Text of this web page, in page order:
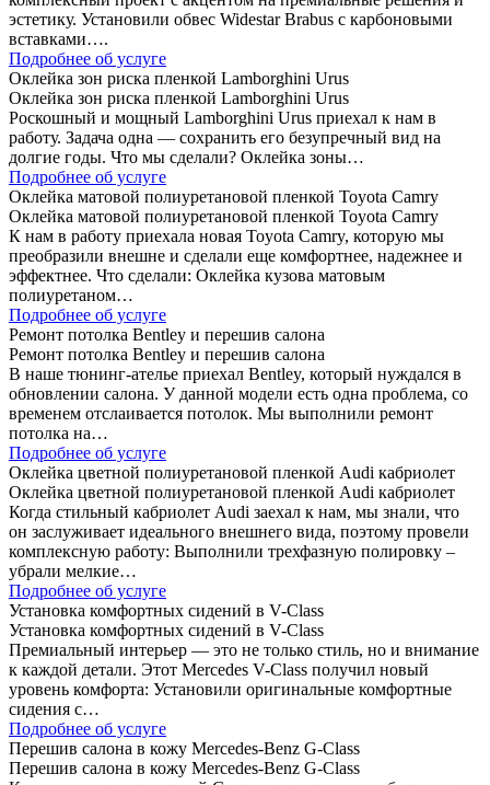
эстетику. Установили обвес Widestar Brabus с карбоновыми
вставками….
Подробнее об услуге
Оклейка зон риска пленкой Lamborghini Urus
Оклейка зон риска пленкой Lamborghini Urus
Роскошный и мощный Lamborghini Urus приехал к нам в
работу. Задача одна — сохранить его безупречный вид на
долгие годы. Что мы сделали? Оклейка зоны…
Подробнее об услуге
Оклейка матовой полиуретановой пленкой Toyota Camry
Оклейка матовой полиуретановой пленкой Toyota Camry
К нам в работу приехала новая Toyota Camry, которую мы
преобразили внешне и сделали еще комфортнее, надежнее и
эффектнее. Что сделали: Оклейка кузова матовым
полиуретаном…
Подробнее об услуге
Ремонт потолка Bentley и перешив салона
Ремонт потолка Bentley и перешив салона
В наше тюнинг-ателье приехал Bentley, который нуждался в
обновлении салона. У данной модели есть одна проблема, со
временем отслаивается потолок. Мы выполнили ремонт
потолка на…
Подробнее об услуге
Оклейка цветной полиуретановой пленкой Audi кабриолет
Оклейка цветной полиуретановой пленкой Audi кабриолет
Когда стильный кабриолет Audi заехал к нам, мы знали, что
он заслуживает идеального внешнего вида, поэтому провели
комплексную работу: Выполнили трехфазную полировку –
убрали мелкие…
Подробнее об услуге
Установка комфортных сидений в V-Class
Установка комфортных сидений в V-Class
Премиальный интерьер — это не только стиль, но и внимание
к каждой детали. Этот Mercedes V-Class получил новый
уровень комфорта: Установили оригинальные комфортные
сидения с…
Подробнее об услуге
Перешив салона в кожу Mercedes-Benz G-Class
Перешив салона в кожу Mercedes-Benz G-Class